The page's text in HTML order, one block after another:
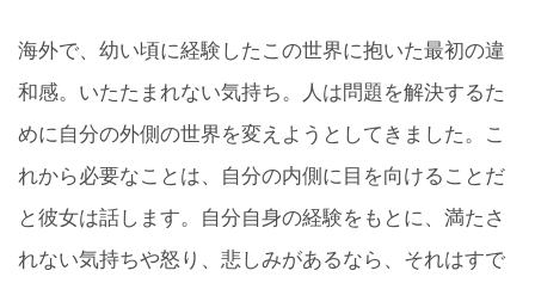
海外で、幼い頃に経験したこの世界に抱いた最初の違
和感。いたたまれない気持ち。人は問題を解決するた
めに自分の外側の世界を変えようとしてきました。こ
れから必要なことは、自分の内側に目を向けることだ
と彼女は話します。自分自身の経験をもとに、満たさ
れない気持ちや怒り、悲しみがあるなら、それはすで